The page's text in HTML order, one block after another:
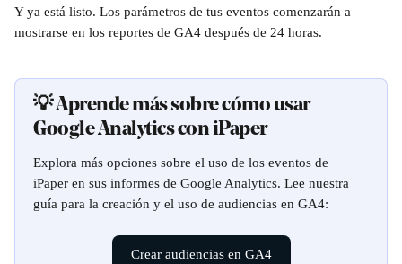
Y ya está listo. Los parámetros de tus eventos comenzarán a
mostrarse en los reportes de GA4 después de 24 horas.
💡 Aprende más sobre cómo usar
Google Analytics con iPaper
Explora más opciones sobre el uso de los eventos de
iPaper en sus informes de Google Analytics. Lee nuestra
guía para la creación y el uso de audiencias en GA4:
Crear audiencias en GA4